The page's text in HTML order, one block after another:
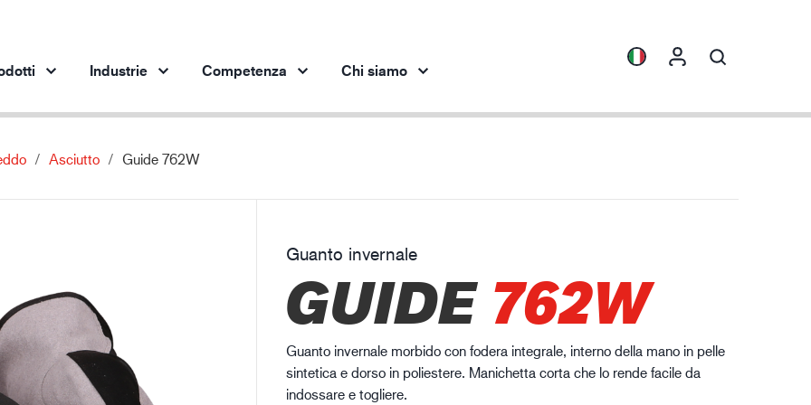
Industria petrolifera
Edilizia e costruzioni
Logistica
HXFIBR™
SPARX™
XLNT™
Industrie
Industria meccanica
Competenza Chi siamo
Asciutto Guide 762W
Guanto invernale
GUIDE762W
Guanto invernale morbido con fodera integrale, interno della mano in pelle
sintetica e dorso in poliestere. Manichetta corta che lo rende facile da
indossare e togliere.